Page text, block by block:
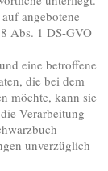
angebotene
Abs. 1 DS-GVO
eine betroffene
die bei dem
möchte, kann sie
Verarbeitung
unverzüglich